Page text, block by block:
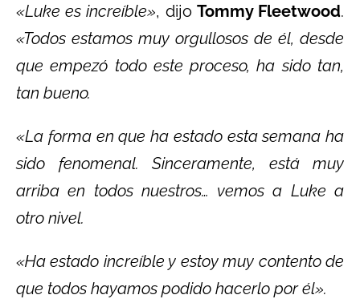
«Luke es increíble», dijo Tommy Fleetwood.
«Todos estamos muy orgullosos de él, desde
que empezó todo este proceso, ha sido tan,
tan bueno.
«La forma en que ha estado esta semana ha
sido fenomenal. Sinceramente, está muy
arriba en todos nuestros… vemos a Luke a
otro nivel.
«Ha estado increíble y estoy muy contento de
que todos hayamos podido hacerlo por él».